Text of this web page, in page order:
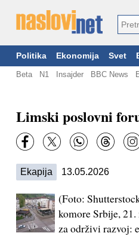
Politika Ekonomija Svet
Beta N1 Insajder BBC News
Limski poslovni
Ekapija 13.05.2026
(Foto:
komore Srbije,
za održivi razvoj: